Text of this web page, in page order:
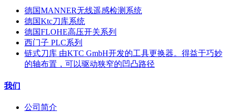
德国MANNER无线遥感检测系统
德国Ktc刀库系统
德国FLOHE高压开关系列
西门子 PLC系列
链式刀库 由KTC GmbH开发的工具更换器。得益于巧妙
的轴布置，可以驱动狭窄的凹凸路径
我们
公司简介